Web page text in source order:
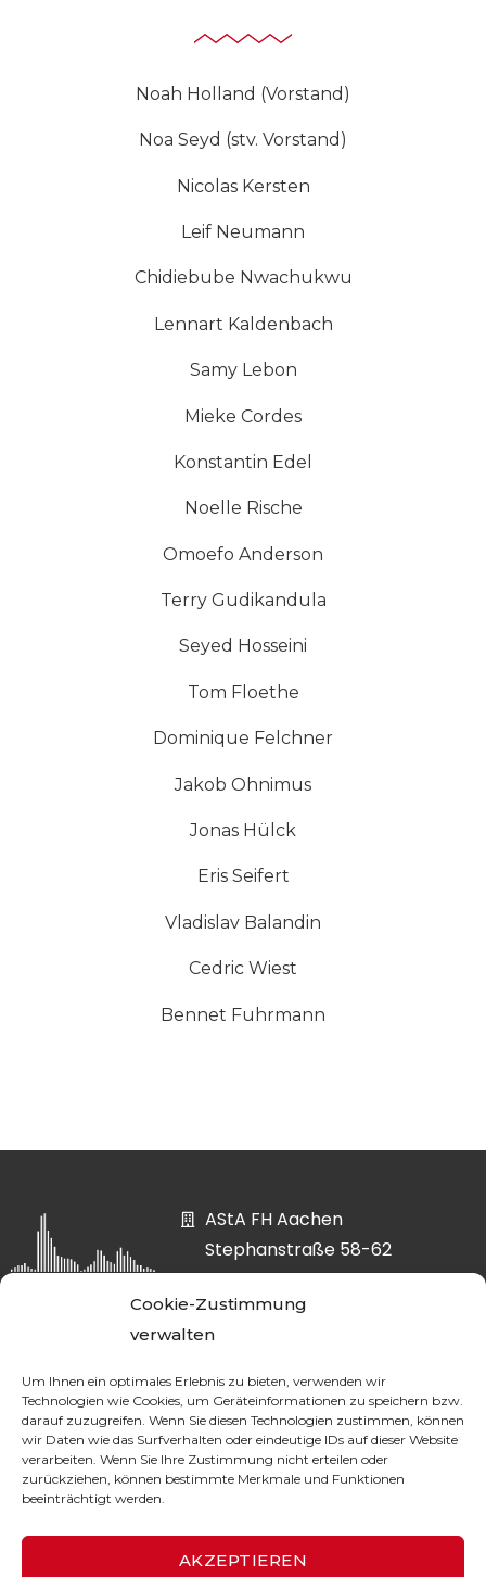
Cookie-Zustimmung
verwalten
Um Ihnen ein optimales Erlebnis zu bieten, verwenden wir
Technologien wie Cookies, um Geräteinformationen zu speichern bzw.
darauf zuzugreifen. Wenn Sie diesen Technologien zustimmen, können
wir Daten wie das Surfverhalten oder eindeutige IDs auf dieser Website
verarbeiten. Wenn Sie Ihre Zustimmung nicht erteilen oder
zurückziehen, können bestimmte Merkmale und Funktionen
beeinträchtigt werden.
AKZEPTIEREN
Noah Holland (Vorstand)
Noa Seyd (stv. Vorstand)
Nicolas Kersten
Leif Neumann
Chidiebube Nwachukwu
Lennart Kaldenbach
Samy Lebon
Mieke Cordes
Konstantin Edel
Noelle Rische
Omoefo Anderson
Terry Gudikandula
Seyed Hosseini
Tom Floethe
Dominique Felchner
Jakob Ohnimus
Jonas Hülck
Eris Seifert
Vladislav Balandin
Cedric Wiest
Bennet Fuhrmann
AStA FH Aachen
Stephanstraße 58-62
52064 Aachen
asta@fh-aachen.org
DATA PROTECTION